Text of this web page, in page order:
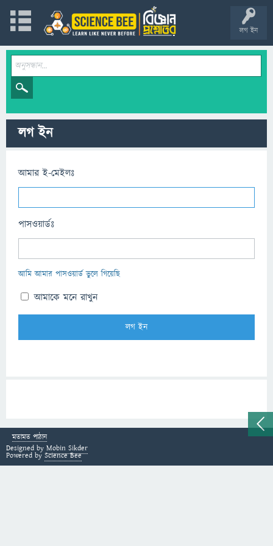
লগ ইন
লগ ইন
আমার ই-মেইলঃ
পাসওয়ার্ডঃ
আমি আমার পাসওয়ার্ড ভুলে গিয়েছি
আমাকে মনে রাখুন
মতামত পাঠান
Designed by Mobin Sikder
Powered by Science Bee